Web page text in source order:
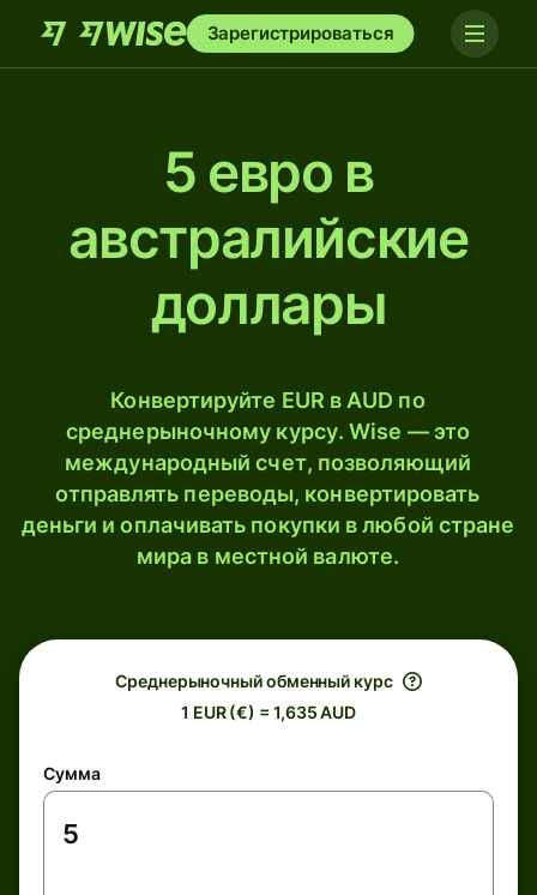
Зарегистрироваться
5 евро в
австралийские
доллары
Конвертируйте EUR в AUD по
среднерыночному курсу. Wise — это
международный счет, позволяющий
отправлять переводы, конвертировать
деньги и оплачивать покупки в любой стране
мира в местной валюте.
Среднерыночный обменный курс
1 EUR (€) = 1,635 AUD
Сумма